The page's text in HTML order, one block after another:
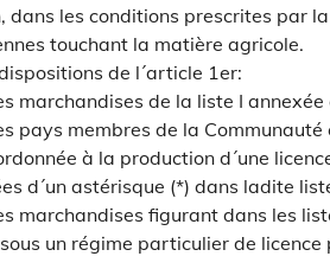
dans les conditions prescrites par
touchant la matière agricole.
de l´article 1er:
marchandises de la liste I
pays membres de la Communauté
à la production d´une
d´un astérisque (*) dans ladite
marchandises figurant dans les
un régime particulier de licence